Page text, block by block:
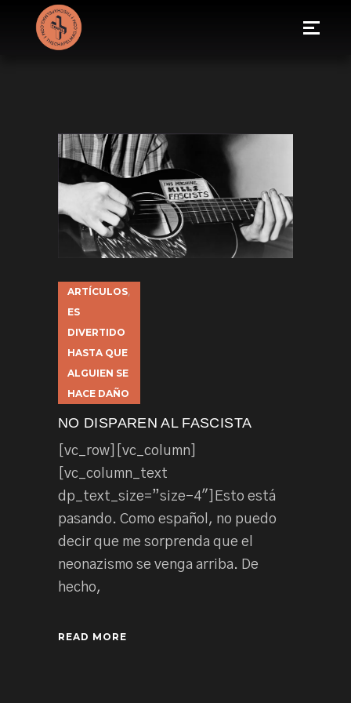
ARTÍCULOS,
ES
DIVERTIDO
HASTA QUE
ALGUIEN SE
HACE DAÑO
NO DISPAREN AL FASCISTA
[vc_row][vc_column]
[vc_column_text
dp_text_size=”size-4″]Esto está
pasando. Como español, no puedo
decir que me sorprenda que el
neonazismo se venga arriba. De
hecho,
READ MORE